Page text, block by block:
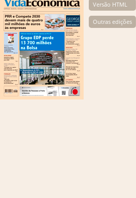
Versão HTML
Outras edições